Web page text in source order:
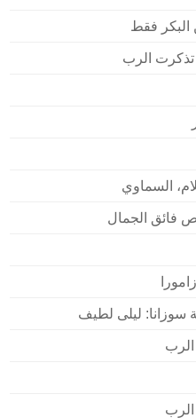
فقط
الرب
السماوي
الجمال
ليلى لطيف